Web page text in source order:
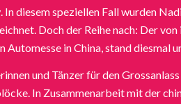
diesem speziellen Fall wurden
Doch der Reihe nach: Der
in China, stand diesmal
und Tänzer für den
In Zusammenarbeit mit der